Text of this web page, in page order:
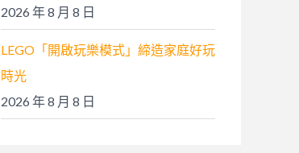
2026 年 8 月 8 日
LEGO「開啟玩樂模式」締造家庭好玩
時光
2026 年 8 月 8 日